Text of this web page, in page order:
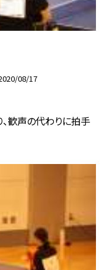
08/17
歓声の代わりに拍手